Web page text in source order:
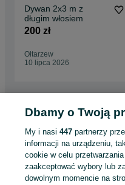
Dywan 2x3 m z
długim włosiem
200 zł
Ołtarzew
10 lipca 2026
Strona główna Dom i Ogród
Dywany
Dywany - Mazowieckie
KATEGORIA
Dbamy o Twoją
My i nasi447 partnerzy
informacji na urządzeniu,
cookie w celu
zaakceptować wybory lub
dowolnym momencie na